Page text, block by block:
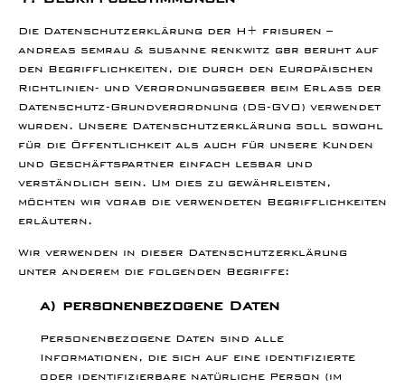
Die Datenschutzerklärung der H+ frisuren –
andreas semrau & susanne renkwitz gbr beruht auf
den Begrifflichkeiten, die durch den Europäischen
Richtlinien- und Verordnungsgeber beim Erlass der
Datenschutz-Grundverordnung (DS-GVO) verwendet
wurden. Unsere Datenschutzerklärung soll sowohl
für die Öffentlichkeit als auch für unsere Kunden
und Geschäftspartner einfach lesbar und
verständlich sein. Um dies zu gewährleisten,
möchten wir vorab die verwendeten Begrifflichkeiten
erläutern.
Wir verwenden in dieser Datenschutzerklärung
unter anderem die folgenden Begriffe:
a) personenbezogene Daten
Personenbezogene Daten sind alle
Informationen, die sich auf eine identifizierte
oder identifizierbare natürliche Person (im